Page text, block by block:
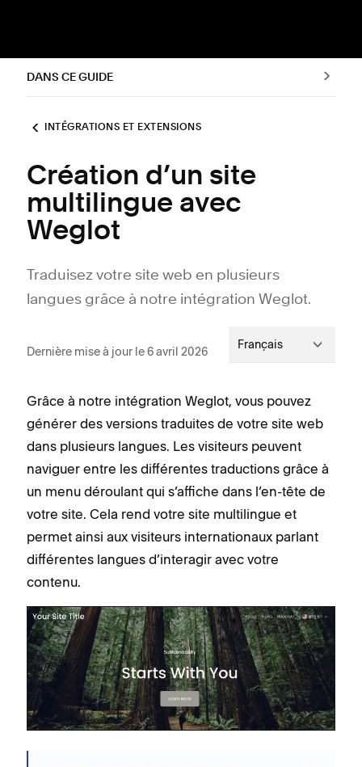
DANS CE GUIDE
INTÉGRATIONS ET EXTENSIONS
Création d’un site
multilingue avec
Weglot
Traduisez votre site web en plusieurs
langues grâce à notre intégration Weglot.
Dernière mise à jour le 6 avril 2026 Français
Grâce à notre intégration Weglot, vous pouvez
générer des versions traduites de votre site web
dans plusieurs langues. Les visiteurs peuvent
naviguer entre les différentes traductions grâce à
un menu déroulant qui s’affiche dans l’en-tête de
votre site. Cela rend votre site multilingue et
permet ainsi aux visiteurs internationaux parlant
différentes langues d’interagir avec votre
contenu.